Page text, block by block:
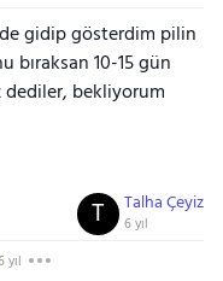
gidip gösterdim pilin
bıraksan 10-15 gün
dediler, bekliyorum
Talha Çeyiz
6 yıl
T
yıl